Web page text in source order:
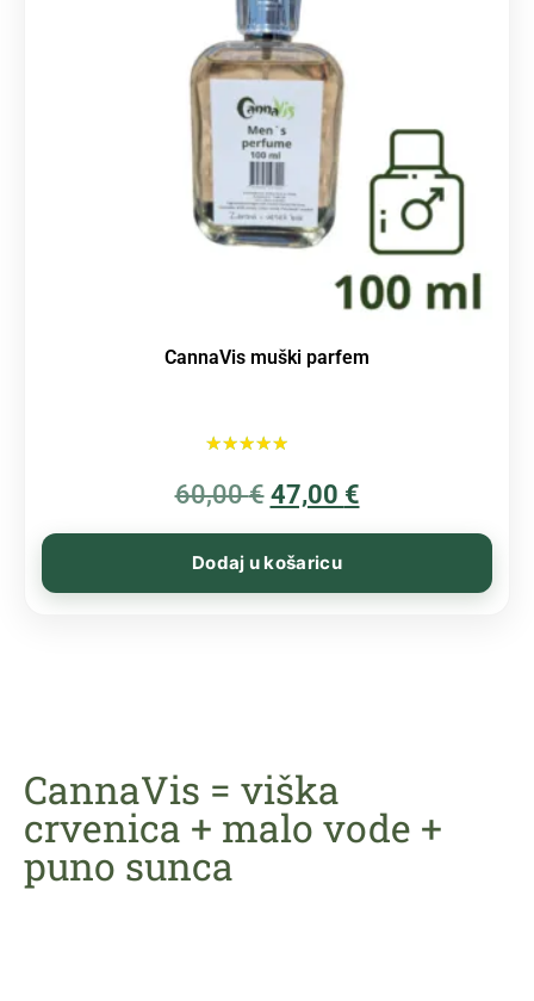
CannaVis muški parfem
5.00
od 5
60,00€ 47,00 €
Dodaj u košaricu
CannaVis = viška
crvenica + malo vode +
puno sunca